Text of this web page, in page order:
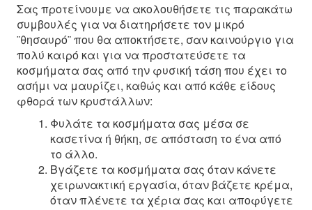
Σας προτείνουμε να ακολουθήσετε τις παρακάτω
συμβουλές για να διατηρήσετε τον μικρό
¨θησαυρό¨ που θα αποκτήσετε, σαν καινούργιο για
πολύ καιρό και για να προστατεύσετε τα
κοσμήματα σας από την φυσική τάση που έχει το
ασήμι να μαυρίζει, καθώς και από κάθε είδους
φθορά των κρυστάλλων:
Φυλάτε τα κοσμήματα σας μέσα σε
κασετίνα ή θήκη, σε απόσταση το ένα από
το άλλο.
Βγάζετε τα κοσμήματα σας όταν κάνετε
χειρωνακτική εργασία, όταν βάζετε κρέμα,
όταν πλένετε τα χέρια σας και αποφύγετε